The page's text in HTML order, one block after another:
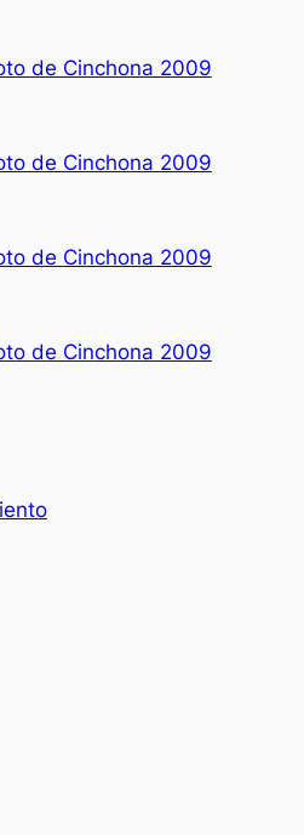
de Cinchona 2009
de Cinchona 2009
de Cinchona 2009
de Cinchona 2009